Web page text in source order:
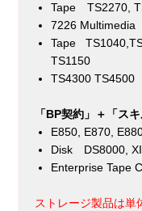
Tape TS2270,
7226 Multimedia
Tape
TS1150
TS4300 TS4500
「BP契約」＋「ス
E850, E870,
Disk DS8000,
Enterprise Tape
ストレージ製品は単